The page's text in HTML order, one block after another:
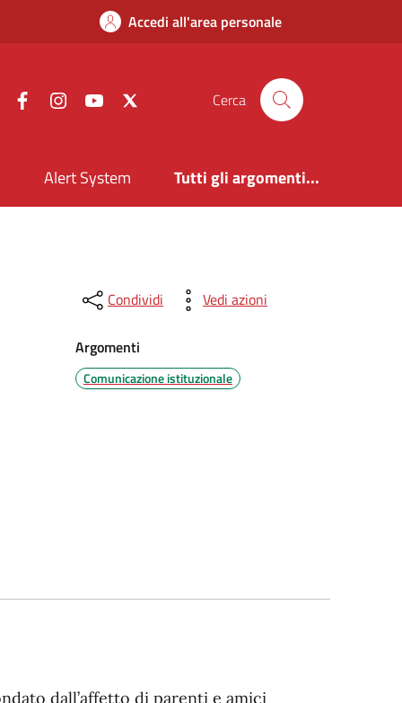
Accedi all'area personale
FacebookInstagramYouTube Cerca
Alert System Tutti gli argomenti...
Condividi Vedi azioni
Argomenti
Comunicazione istituzionale
dall’affetto di parenti e amici